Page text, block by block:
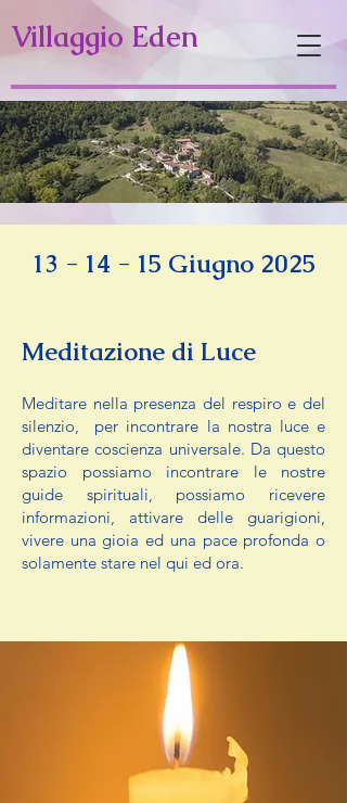
Villaggio Eden
13 - 14 - 15 Giugno 2025
Meditazione di Luce
Meditare nella presenza del respiro e del
silenzio, per incontrare la nostra luce e
diventare coscienza universale. Da questo
spazio possiamo incontrare le nostre
guide spirituali, possiamo ricevere
informazioni, attivare delle guarigioni,
vivere una gioia ed una pace profonda o
solamente stare nel qui ed ora.